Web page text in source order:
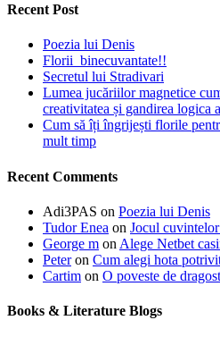
Recent Post
Poezia lui Denis
Florii binecuvantate!!
Secretul lui Stradivari
Lumea jucăriilor magnetice
creativitatea și gandirea logica
Cum să îți îngrijești florile
mult timp
Recent Comments
Adi3PAS on Poezia lui Denis
Tudor Enea on Jocul
George m on Alege Netbet
Peteron Cum alegi hota
Cartim on O poveste de
Books & Literature Blogs